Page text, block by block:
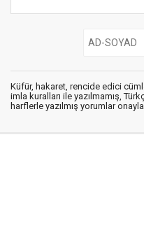
Küfür, hakaret, rencide edici
imla kuralları ile yazılmamış,
harflerle yazılmış yorumlar